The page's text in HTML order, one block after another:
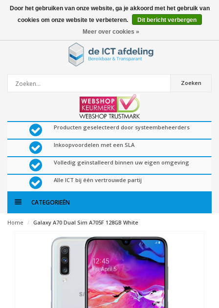
0artikelen
Zoeken
Producten geselecteerd door systeembeheerders
Inkoopvoordelen met een SLA
Volledig geïnstalleerd binnen uw eigen omgeving
Alle ICT bij één vertrouwde partij
CATEGORIEËN
Home Galaxy A70 Dual Sim A705F 128GB White
Door het gebruiken van onze website, ga je akkoord met het gebruik van
cookies om onze website te verbeteren.
Dit bericht verbergen
Meer over cookies »